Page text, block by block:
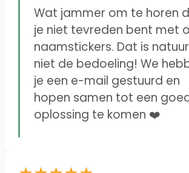
Wat jammer om te horen
je niet tevreden bent met
naamstickers. Dat is
niet de bedoeling! We
je een e-mail gestuurd en
hopen samen tot een
oplossing te komen ❤️